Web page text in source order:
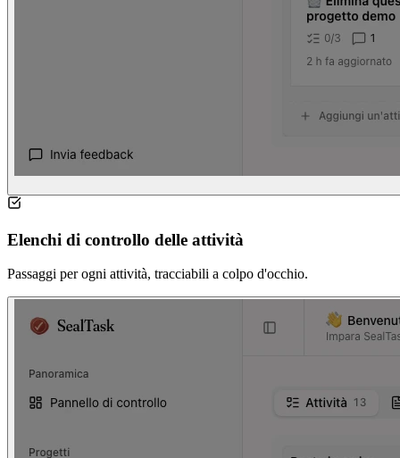
Elenchi di controllo delle attività
Passaggi per ogni attività, tracciabili a colpo d'occhio.